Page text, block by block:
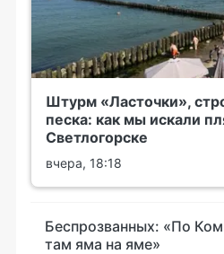
Штурм «Ласточки»,
песка: как мы искали
Светлогорске
вчера, 18:18
Беспрозванных: «По
там яма на яме»